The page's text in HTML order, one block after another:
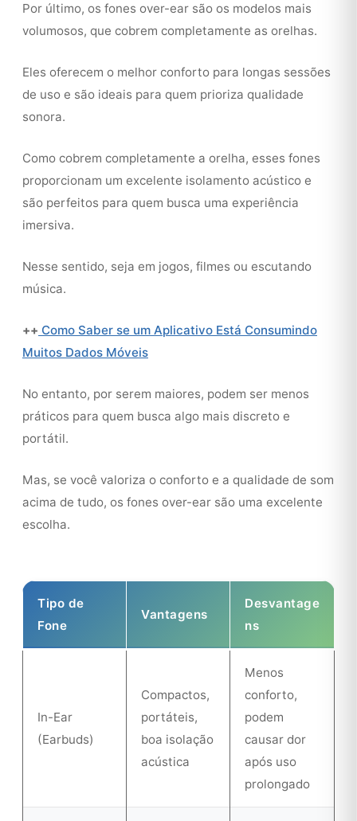
Por último, os fones over-ear são os modelos mais
volumosos, que cobrem completamente as orelhas.
Eles oferecem o melhor conforto para longas sessões
de uso e são ideais para quem prioriza qualidade
sonora.
Como cobrem completamente a orelha, esses fones
proporcionam um excelente isolamento acústico e
são perfeitos para quem busca uma experiência
imersiva.
Nesse sentido, seja em jogos, filmes ou escutando
música.
++ Como Saber se um Aplicativo Está Consumindo
Muitos Dados Móveis
No entanto, por serem maiores, podem ser menos
práticos para quem busca algo mais discreto e
portátil.
Mas, se você valoriza o conforto e a qualidade de som
acima de tudo, os fones over-ear são uma excelente
escolha.
Tipo de
Fone
Vantagens
Desvantage
ns
In-Ear
(Earbuds)
Compactos,
portáteis,
boa isolação
acústica
Menos
conforto,
podem
causar dor
após uso
prolongado